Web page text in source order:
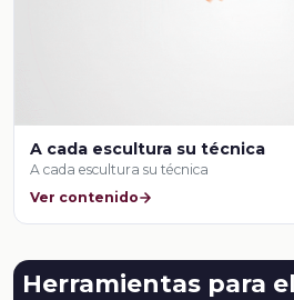
A cada escultura su técnica
A cada escultura su técnica
Ver contenido
Herramientas para